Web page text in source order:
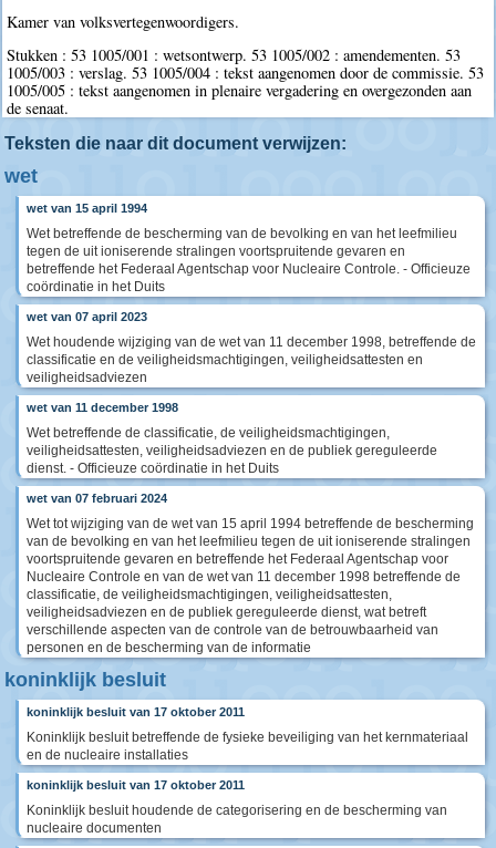
Kamer van volksvertegenwoordigers.
Stukken : 53 1005/001 : wetsontwerp. 53 1005/002 : amendementen. 53
1005/003 : verslag. 53 1005/004 : tekst aangenomen door de commissie. 53
1005/005 : tekst aangenomen in plenaire vergadering en overgezonden aan
de senaat.
Teksten die naar dit document verwijzen:
wet
wet van 15 april 1994
Wet betreffende de bescherming van de bevolking en van het leefmilieu
tegen de uit ioniserende stralingen voortspruitende gevaren en
betreffende het Federaal Agentschap voor Nucleaire Controle. - Officieuze
coördinatie in het Duits
wet van 07 april 2023
Wet houdende wijziging van de wet van 11 december 1998, betreffende de
classificatie en de veiligheidsmachtigingen, veiligheidsattesten en
veiligheidsadviezen
wet van 11 december 1998
Wet betreffende de classificatie, de veiligheidsmachtigingen,
veiligheidsattesten, veiligheidsadviezen en de publiek gereguleerde
dienst. - Officieuze coördinatie in het Duits
wet van 07 februari 2024
Wet tot wijziging van de wet van 15 april 1994 betreffende de bescherming
van de bevolking en van het leefmilieu tegen de uit ioniserende stralingen
voortspruitende gevaren en betreffende het Federaal Agentschap voor
Nucleaire Controle en van de wet van 11 december 1998 betreffende de
classificatie, de veiligheidsmachtigingen, veiligheidsattesten,
veiligheidsadviezen en de publiek gereguleerde dienst, wat betreft
verschillende aspecten van de controle van de betrouwbaarheid van
personen en de bescherming van de informatie
koninklijk besluit
koninklijk besluit van 17 oktober 2011
Koninklijk besluit betreffende de fysieke beveiliging van het kernmateriaal
en de nucleaire installaties
koninklijk besluit van 17 oktober 2011
Koninklijk besluit houdende de categorisering en de bescherming van
nucleaire documenten